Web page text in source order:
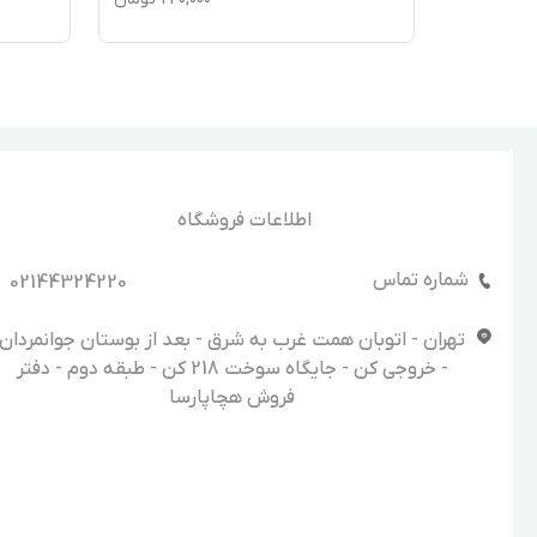
اطلاعات فروشگاه
شماره تماس 02144324220
تهران - اتوبان همت غرب به شرق - بعد از بوستان جوانمردان
- خروجی کن - جایگاه سوخت 218 کن - طبقه دوم - دفتر
فروش هچاپارسا